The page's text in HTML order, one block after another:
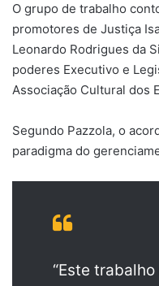
O grupo de trabalho
promotores de Justiça
Leonardo Rodrigues da
poderes Executivo e
Associação Cultural dos
Segundo Pazzola, o
paradigma do
“Este